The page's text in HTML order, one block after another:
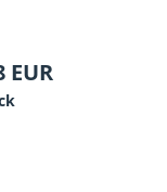
EUR